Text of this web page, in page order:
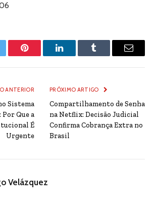
Pinterest LinkedInTumblr Email
ANTERIOR
Sistema
Que a
É
Urgente
PRÓXIMO ARTIGO
Compartilhamento de Senha
na Netflix: Decisão Judicial
Confirma Cobrança Extra no
Brasil
Velázquez